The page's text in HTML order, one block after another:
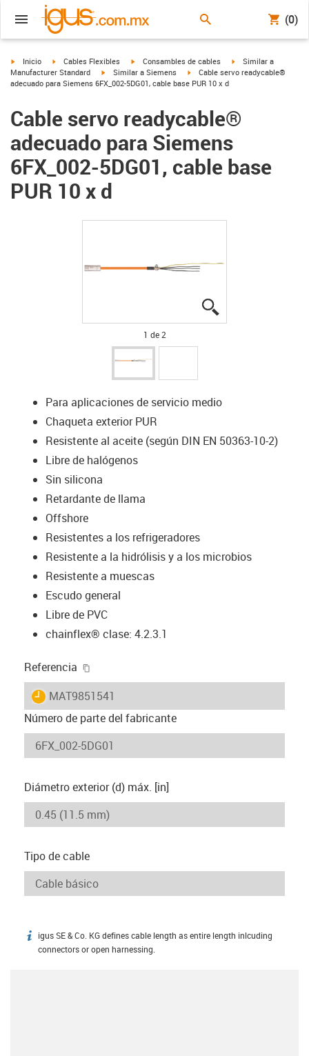
(0)
igus-icon-arrow-right
Inicio igus-icon-arrow-right
Cables Flexibles igus-icon-arrow-right
Consambles de cables igus-icon-arrow-right
Similar a
Manufacturer Standard
igus-icon-arrow-right
Similar a Siemens igus-icon-arrow-right
Cable servo readycable®
adecuado para Siemens 6FX_002-5DG01, cable base PUR 10 x d
Cable servo readycable®
adecuado para Siemens
6FX_002-5DG01, cable base
PUR 10 x d
1 de 2
Para aplicaciones de servicio medio
Chaqueta exterior PUR
Resistente al aceite (según DIN EN 50363-10-2)
Libre de halógenos
Sin silicona
Retardante de llama
Offshore
Resistentes a los refrigeradores
Resistente a la hidrólisis y a los microbios
Resistente a muescas
Escudo general
Libre de PVC
chainflex® clase: 4.2.3.1
Referencia
igus-icon-lieferzeit
MAT9851541
Número de parte del fabricante
Diámetro exterior (d) máx. [in]
Tipo de cable
igus-icon-info
igus SE & Co. KG defines cable length as entire length inlcuding
connectors or open harnessing.